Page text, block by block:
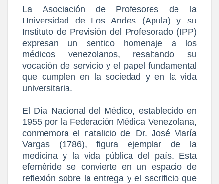
La Asociación de Profesores de la
Universidad de Los Andes (Apula) y su
Instituto de Previsión del Profesorado (IPP)
expresan un sentido homenaje a los
médicos venezolanos, resaltando su
vocación de servicio y el papel fundamental
que cumplen en la sociedad y en la vida
universitaria.
El Día Nacional del Médico, establecido en
1955 por la Federación Médica Venezolana,
conmemora el natalicio del Dr. José María
Vargas (1786), figura ejemplar de la
medicina y la vida pública del país. Esta
efeméride se convierte en un espacio de
reflexión sobre la entrega y el sacrificio que